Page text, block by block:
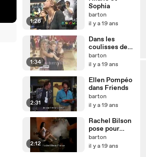
1:26
Sophia
barton
il y a 19 ans
1:34
Dans les
coulisses de
Buffy contre
les vampires
barton
il y a 19 ans
2:31
Ellen Pompéo
dans Friends
barton
il y a 19 ans
2:12
Rachel Bilson
pose pour
Maxim
barton
il y a 19 ans